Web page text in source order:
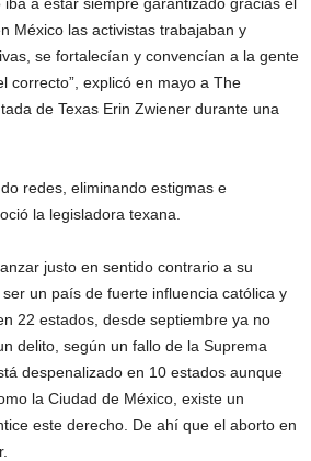
México las activistas trabajaban y
se fortalecían y convencían a la gente
correcto”, explicó en mayo a The
de Texas Erin Zwiener durante una
redes, eliminando estigmas e
la legisladora texana.
justo en sentido contrario a su
un país de fuerte influencia católica y
22 estados, desde septiembre ya no
delito, según un fallo de la Suprema
despenalizado en 10 estados aunque
la Ciudad de México, existe un
este derecho. De ahí que el aborto en